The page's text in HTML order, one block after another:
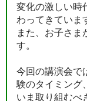
変化の激しい時
わってきていま
また、お子さま
す。
今回の講演会で
験のタイミング、
いま取り組むべ